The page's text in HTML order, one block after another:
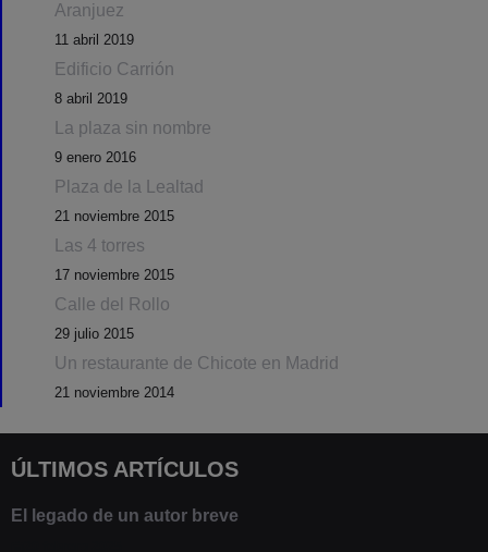
Aranjuez
11 abril 2019
Edificio Carrión
8 abril 2019
La plaza sin nombre
9 enero 2016
Plaza de la Lealtad
21 noviembre 2015
Las 4 torres
17 noviembre 2015
Calle del Rollo
29 julio 2015
Un restaurante de Chicote en Madrid
21 noviembre 2014
ÚLTIMOS ARTÍCULOS
El legado de un autor breve